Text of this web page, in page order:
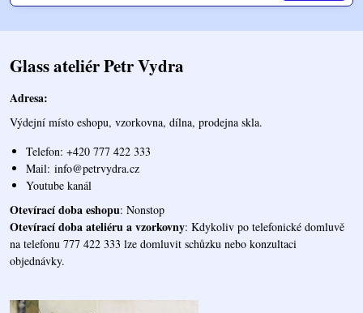
Glass ateliér Petr Vydra
Adresa:
Výdejní místo eshopu, vzorkovna, dílna, prodejna skla.
Telefon: +420 777 422 333
Mail: info@petrvydra.cz
Youtube kanál
Otevírací doba eshopu: Nonstop
Otevírací doba ateliéru a vzorkovny: Kdykoliv po telefonické domluvě
na telefonu 777 422 333 lze domluvit schůzku nebo konzultaci
objednávky.